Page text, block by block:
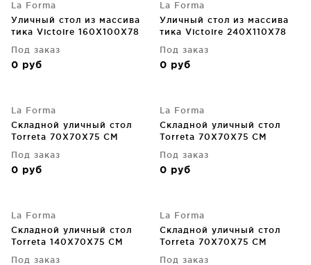
La Forma
Уличный стол из массива
тика Victoire 160X100X78
Под заказ
0 руб
La Forma
Уличный стол из массива
тика Victoire 240X110X78
Под заказ
0 руб
La Forma
Складной уличный стол
Torreta 70X70X75 CM
Под заказ
0 руб
La Forma
Складной уличный стол
Torreta 70X70X75 CM
Под заказ
0 руб
La Forma
Складной уличный стол
Torreta 140X70X75 CM
Под заказ
La Forma
Складной уличный стол
Torreta 70X70X75 CM
Под заказ